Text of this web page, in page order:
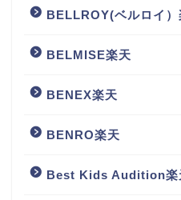
BELLROY(ベルロイ）
BELMISE楽天
BENEX楽天
BENRO楽天
Best Kids Audition楽